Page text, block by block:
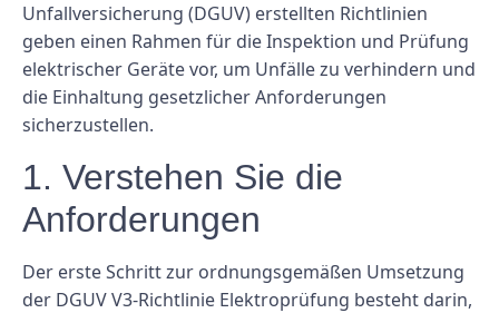
Unfallversicherung (DGUV) erstellten Richtlinien
geben einen Rahmen für die Inspektion und Prüfung
elektrischer Geräte vor, um Unfälle zu verhindern und
die Einhaltung gesetzlicher Anforderungen
sicherzustellen.
1. Verstehen Sie die
Anforderungen
Der erste Schritt zur ordnungsgemäßen Umsetzung
der DGUV V3-Richtlinie Elektroprüfung besteht darin,